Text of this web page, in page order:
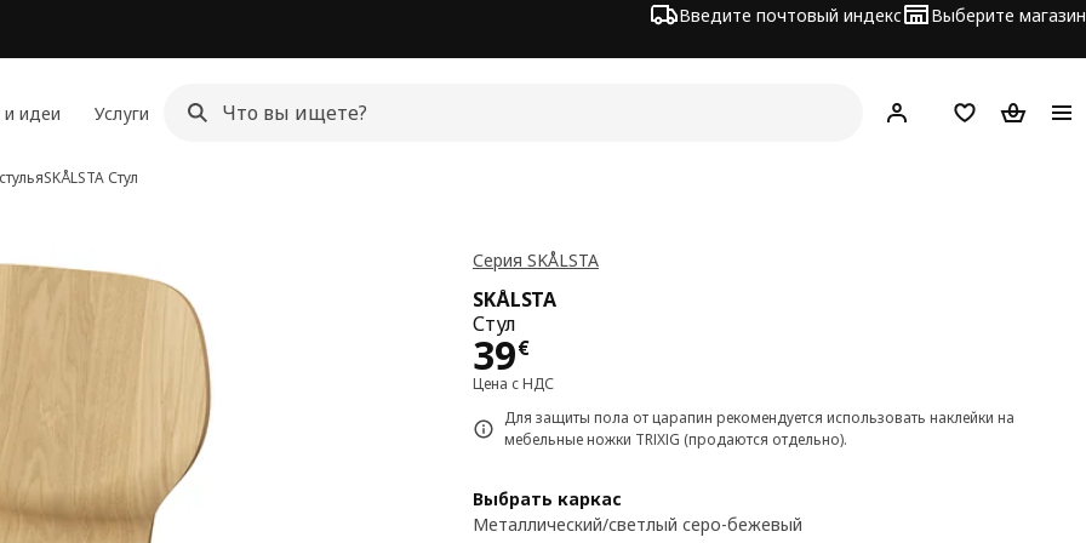
Введите почтовый индекс Выберите магазин
идеи Услуги Hej! ВойтиСписокКорзина
SKÅLSTA Стул
Серия SKÅLSTA
SKÅLSTA
Стул
39€
Цена 39€
Цена с НДС
Для защиты пола от царапин рекомендуется использовать наклейки на
мебельные ножки TRIXIG (продаются отдельно).
Выбрать каркас
Металлический/светлый серо-бежевый